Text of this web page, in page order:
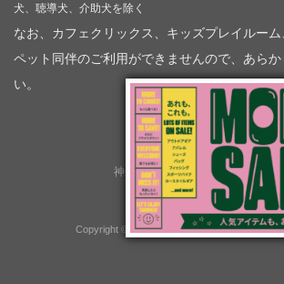
犬、聴導犬、介助犬を除く
なお、カフェクリックス、キッズプレイルー
ペット同伴のご利用ができませんので、あらか
い。
神奈川トヨタ自動車（企業情報）
トヨタモビリティ神奈川
株式会社会社ＫＴグループ
Copyright © GOOD OPEN AIRS myX All